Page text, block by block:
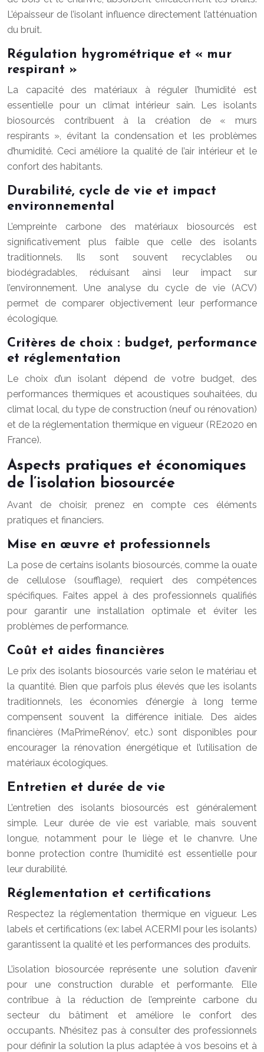
L’épaisseur de l’isolant influence directement l’atténuation
du bruit.
Régulation hygrométrique et « mur
respirant »
La capacité des matériaux à réguler l’humidité est
essentielle pour un climat intérieur sain. Les isolants
biosourcés contribuent à la création de « murs
respirants », évitant la condensation et les problèmes
d’humidité. Ceci améliore la qualité de l’air intérieur et le
confort des habitants.
Durabilité, cycle de vie et impact
environnemental
L’empreinte carbone des matériaux biosourcés est
significativement plus faible que celle des isolants
traditionnels. Ils sont souvent recyclables ou
biodégradables, réduisant ainsi leur impact sur
l’environnement. Une analyse du cycle de vie (ACV)
permet de comparer objectivement leur performance
écologique.
Critères de choix : budget, performance
et réglementation
Le choix d’un isolant dépend de votre budget, des
performances thermiques et acoustiques souhaitées, du
climat local, du type de construction (neuf ou rénovation)
et de la réglementation thermique en vigueur (RE2020 en
France).
Aspects pratiques et économiques
de l’isolation biosourcée
Avant de choisir, prenez en compte ces éléments
pratiques et financiers.
Mise en œuvre et professionnels
La pose de certains isolants biosourcés, comme la ouate
de cellulose (soufflage), requiert des compétences
spécifiques. Faites appel à des professionnels qualifiés
pour garantir une installation optimale et éviter les
problèmes de performance.
Coût et aides financières
Le prix des isolants biosourcés varie selon le matériau et
la quantité. Bien que parfois plus élevés que les isolants
traditionnels, les économies d’énergie à long terme
compensent souvent la différence initiale. Des aides
financières (MaPrimeRénov’, etc.) sont disponibles pour
encourager la rénovation énergétique et l’utilisation de
matériaux écologiques.
Entretien et durée de vie
L’entretien des isolants biosourcés est généralement
simple. Leur durée de vie est variable, mais souvent
longue, notamment pour le liège et le chanvre. Une
bonne protection contre l’humidité est essentielle pour
leur durabilité.
Réglementation et certifications
Respectez la réglementation thermique en vigueur. Les
labels et certifications (ex: label ACERMI pour les isolants)
garantissent la qualité et les performances des produits.
L’isolation biosourcée représente une solution d’avenir
pour une construction durable et performante. Elle
contribue à la réduction de l’empreinte carbone du
secteur du bâtiment et améliore le confort des
occupants. N’hésitez pas à consulter des professionnels
pour définir la solution la plus adaptée à vos besoins et à